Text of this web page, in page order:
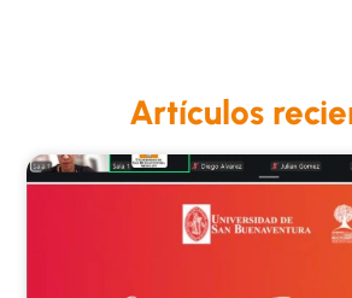
Artículos